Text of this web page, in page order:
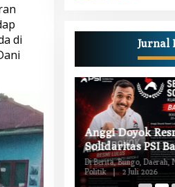
di
Jurnal
SOP
Setia
Hukum &
Anggi Doyok
Solidaritas PSI
Kiprah Politik
Di Berita, Bungo, Daerah,
Politik
| 2 Juli 2026